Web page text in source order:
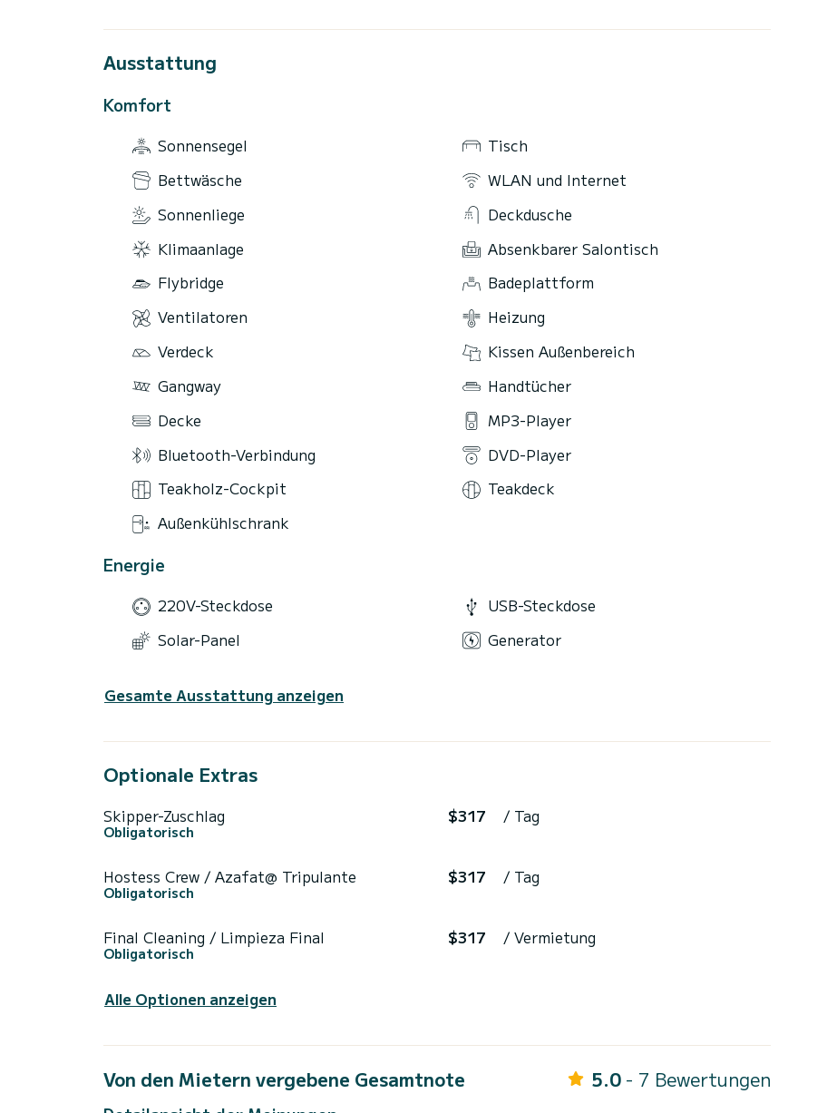
Ausstattung
Komfort
Sonnensegel
Tisch
Bettwäsche
WLAN und Internet
Sonnenliege
Deckdusche
Klimaanlage
Absenkbarer Salontisch
Flybridge
Badeplattform
Ventilatoren
Heizung
Verdeck
Kissen Außenbereich
Gangway
Handtücher
Decke
MP3-Player
Bluetooth-Verbindung
DVD-Player
Teakholz-Cockpit
Teakdeck
Außenkühlschrank
Energie
220V-Steckdose
USB-Steckdose
Solar-Panel
Generator
Gesamte Ausstattung anzeigen
Optionale Extras
Skipper-Zuschlag
Obligatorisch
$317 / Tag
Hostess Crew / Azafat@ Tripulante
Obligatorisch
$317 / Tag
Final Cleaning / Limpieza Final
Obligatorisch
$317 / Vermietung
Alle Optionen anzeigen
Von den Mietern vergebene Gesamtnote 5.0 - 7 Bewertungen